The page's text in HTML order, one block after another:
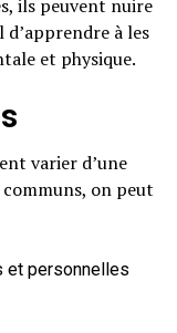
ils peuvent nuire
à les
et physique.
varier d’une
on peut
et personnelles